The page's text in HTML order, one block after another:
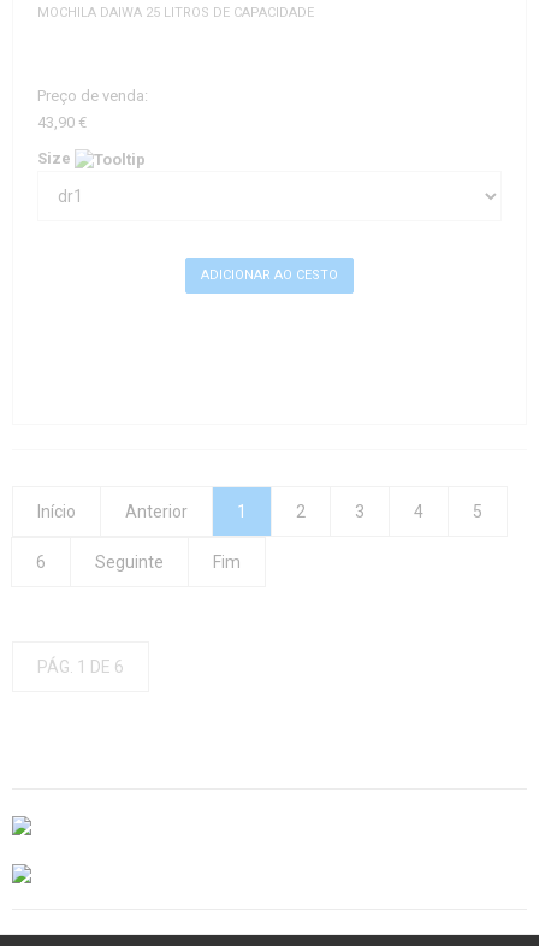
MOCHILA DAIWA 25 LITROS DE CAPACIDADE
Preço de venda:
43,90 €
Size
Início Anterior 1 2 3 4 5
6 Seguinte Fim
PÁG. 1 DE 6